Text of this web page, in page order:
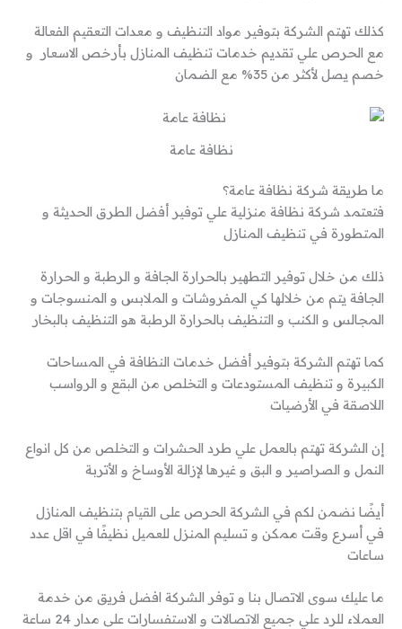
كذلك تهتم الشركة بتوفير مواد التنظيف و معدات التعقيم الفعالة
مع الحرص علي تقديم خدمات تنظيف المنازل بأرخص الاسعار و
خصم يصل لأكثر من 35% مع الضمان
نظافة عامة
ما طريقة شركة نظافة عامة؟
فتعتمد شركة نظافة منزلية علي توفير أفضل الطرق الحديثة و
المتطورة في تنظيف المنازل
ذلك من خلال توفير التطهير بالحرارة الجافة و الرطبة و الحرارة
الجافة يتم من خلالها كي المفروشات و الملابس و المنسوجات و
المجالس و الكنب و التنظيف بالحرارة الرطبة هو التنظيف بالبخار
كما تهتم الشركة بتوفير أفضل خدمات النظافة في المساحات
الكبيرة و تنظيف المستودعات و التخلص من البقع و الرواسب
اللاصقة في الأرضيات
إن الشركة تهتم بالعمل علي طرد الحشرات و التخلص من كل انواع
النمل و الصراصير و البق و غيرها لإزالة الأوساخ و الأتربة
أيضًا نضمن لكم في الشركة الحرص على القيام بتنظيف المنازل
في أسرع وقت ممكن و تسليم المنزل للعميل نظيفًا في اقل عدد
ساعات
ما عليك سوى الاتصال بنا و توفر الشركة افضل فريق من خدمة
العملاء للرد علي جميع الاتصالات و الاستفسارات على مدار 24 ساعة